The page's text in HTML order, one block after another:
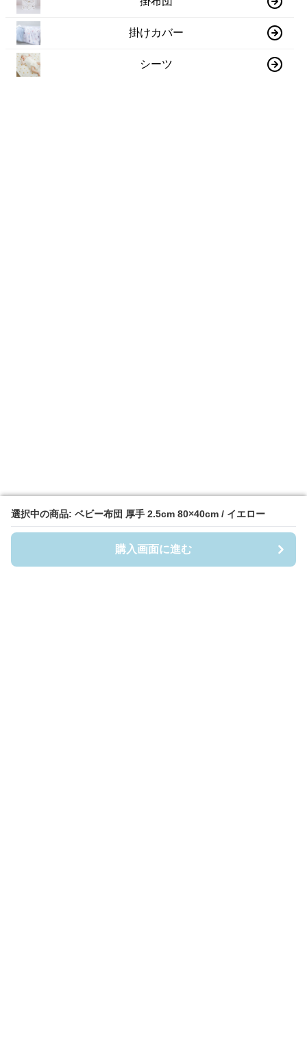
選択中の商品: ベビー布団 厚手 2.5cm 80×40cm / イエロー
購入画面に進む
選択中の商品: ベビー布団 厚手 2.5cm 80×40cm / イエロー
購入画面に進む
掛けカバー
シーツ